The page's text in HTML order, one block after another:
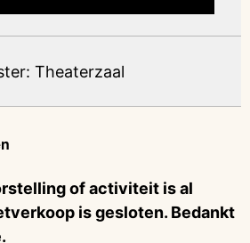
of activiteit is al
is gesloten. Bedankt
Theaterzaal